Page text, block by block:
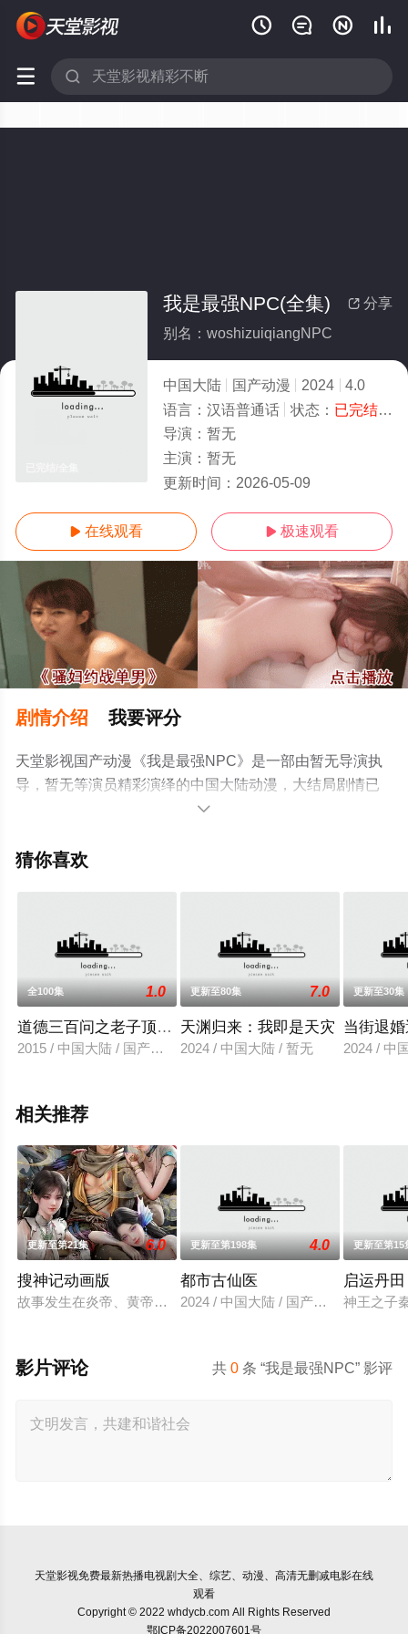
   
 
 分享
我是最强NPC(全集)
别名：woshizuiqiangNPC
中国大陆 国产动漫 2024
4.0
语言： 汉语普通话 状态： 已完结- 免
导演： 暂无
主演： 暂无
更新时间： 2026-05-09
 在线观看  极速观看
剧情介绍 我要评分
天堂影视国产动漫《我是最强NPC》是一部由暂无导演执
导，暂无等演员精彩演绎的中国大陆动漫，大结局剧情已
揭晓（已完结），手机免费观看高清未删减完整版动漫全
视猫或剧情网等平台了解。

猜你喜欢
全100集 1.0
道德三百问之老子顶呱呱
2015 / 中国大陆 / 国产动漫
更新至80集 7.0
天渊归来：我即是天灾
2024 / 中国大陆 / 暂无
更新至30集
当街退
2024 / 中
相关推荐
更新至第21集 6.0
搜神记动画版
故事发生在炎帝、黄帝所在的蛮荒时代。正值群雄逐鹿中原之
更新至第198集 4.0
都市古仙医
2024 / 中国大陆 / 国产动漫
更新至第15
启运丹
神王之子
共0 条 “我是最强NPC” 影评
影片评论
天堂影视免费最新热播电视剧大全、综艺、动漫、高清无删减电影在线
观看
Copyright © 2022 whdycb.com All Rights Reserved
鄂ICP备2022007601号